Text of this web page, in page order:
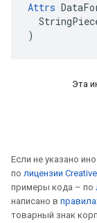
Attrs
)
Эта
Если не указано
по лицензии
примеры кода – по
написано в
товарный знак